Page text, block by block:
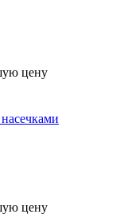
цену
цену